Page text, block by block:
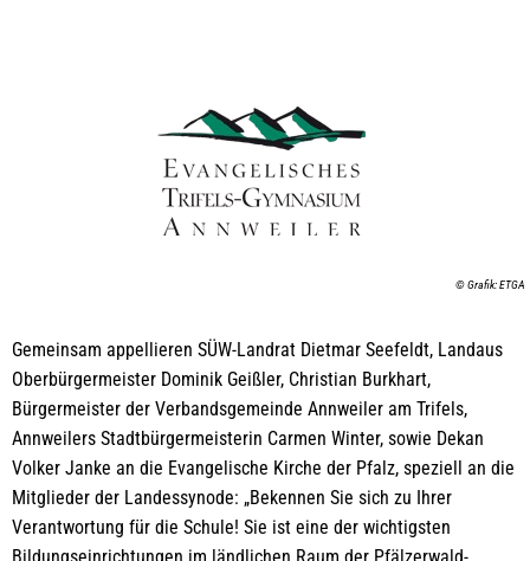
© Grafik: ETGA
Gemeinsam appellieren SÜW-Landrat Dietmar Seefeldt, Landaus
Oberbürgermeister Dominik Geißler, Christian Burkhart,
Bürgermeister der Verbandsgemeinde Annweiler am Trifels,
Annweilers Stadtbürgermeisterin Carmen Winter, sowie Dekan
Volker Janke an die Evangelische Kirche der Pfalz, speziell an die
Mitglieder der Landessynode: „Bekennen Sie sich zu Ihrer
Verantwortung für die Schule! Sie ist eine der wichtigsten